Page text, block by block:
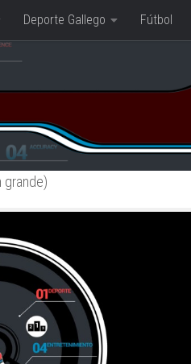
Deporte Gallego Fútbol
grande)